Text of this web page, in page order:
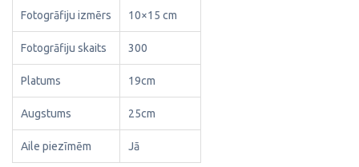
Fotogrāfiju izmērs 10×15 cm
Fotogrāfiju skaits 300
Platums 19cm
Augstums 25cm
Aile piezīmēm Jā